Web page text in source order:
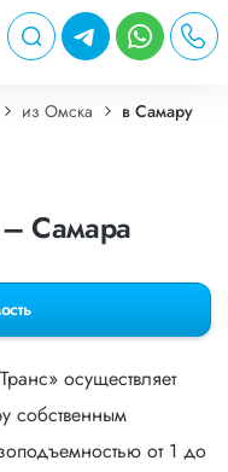
из Омска в Самару
– Самара
осуществляет
собственным
от 1 до